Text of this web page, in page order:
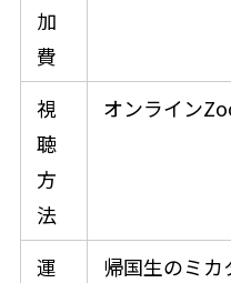
加
費
視
聴
方
法
オンライン
運
帰国生のミ